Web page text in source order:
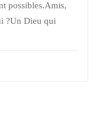
possibles.Amis,
?Un Dieu qui